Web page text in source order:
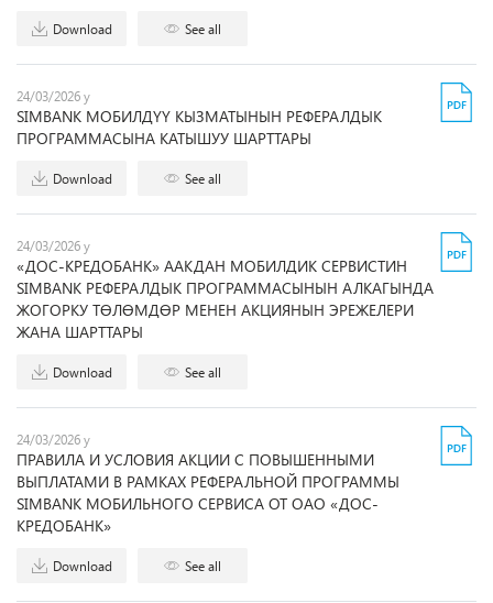
Download See all
24/03/2026 y
SIMBANK МОБИЛДҮҮ КЫЗМАТЫНЫН РЕФЕРАЛДЫК
ПРОГРАММАСЫНА КАТЫШУУ ШАРТТАРЫ
Download See all
24/03/2026 y
«ДОС-КРЕДОБАНК» ААКДАН МОБИЛДИК СЕРВИСТИН
SIMBANK РЕФЕРАЛДЫК ПРОГРАММАСЫНЫН АЛКАГЫНДА
ЖОГОРКУ ТӨЛӨМДӨР МЕНЕН АКЦИЯНЫН ЭРЕЖЕЛЕРИ
ЖАНА ШАРТТАРЫ
Download See all
24/03/2026 y
ПРАВИЛА И УСЛОВИЯ АКЦИИ С ПОВЫШЕННЫМИ
ВЫПЛАТАМИ В РАМКАХ РЕФЕРАЛЬНОЙ ПРОГРАММЫ
SIMBANK МОБИЛЬНОГО СЕРВИСА ОТ ОАО «ДОС-
КРЕДОБАНК»
Download See all